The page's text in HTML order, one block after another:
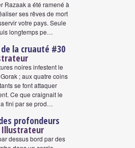
Razaak a été ramené à
ses rêves de mort
votre pays. Seule
longtemps pe…
la cruauté #30
noires infestent le
; aux quatre coins
se font attaquer
Ce que craignait le
fini par se prod…
profondeurs
dessus bord par des